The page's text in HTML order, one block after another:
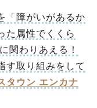
「障がいがあるか
た属性でくくら
関わりあえる！
す取り組みをして
タウン エンカナ